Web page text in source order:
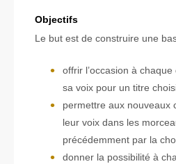
Objectifs
Le but est de construire une
offrir l’occasion à
sa voix pour un titre
permettre aux nouveaux
leur voix dans les
précédemment par la
donner la possibilité à